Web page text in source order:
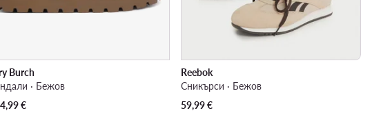
Burch
· Бежов
€
Reebok
Сникърси · Бежов
59,99€